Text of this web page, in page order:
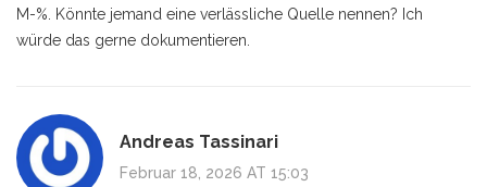
M-%. Könnte jemand eine verlässliche Quelle nennen? Ich
würde das gerne dokumentieren.
Andreas Tassinari
Februar 18, 2026 AT 15:03